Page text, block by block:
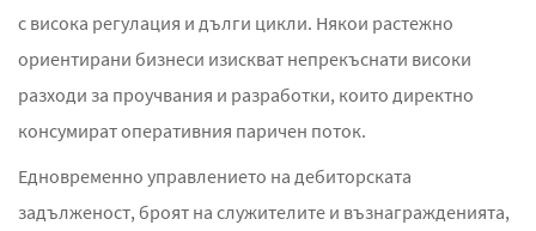
с висока регулация и дълги цикли. Някои растежно
ориентирани бизнеси изискват непрекъснати високи
разходи за проучвания и разработки, които директно
консумират оперативния паричен поток.
Едновременно управлението на дебиторската
задълженост, броят на служителите и възнагражденията,